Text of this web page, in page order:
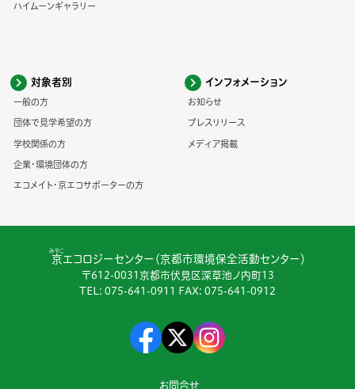
ハイムーンギャラリー
対象者別
一般の方
団体で見学希望の方
学校関係の方
企業・環境団体の方
エコメイト・京エコサポーターの方
インフォメーション
お知らせ
プレスリリース
メディア掲載
京
みやこ
エコロジーセンター（京都市環境保全活動センター）
〒612-0031京都市伏見区深草池ノ内町13
TEL: 075-641-0911 FAX: 075-641-0912
お問合せ